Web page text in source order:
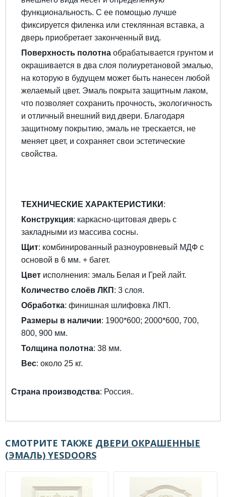
функциональность. С ее помощью лучше
фиксируется филенка или стеклянная вставка, а
дверь приобретает законченный вид.
Поверхность полотна обрабатывается грунтом и
окрашивается в два слоя полиуретановой эмалью,
на которую в будущем может быть нанесен любой
желаемый цвет. Эмаль покрыта защитным лаком,
что позволяет сохранить прочность, экологичность
и отличный внешний вид двери. Благодаря
защитному покрытию, эмаль не трескается, не
меняет цвет, и сохраняет свои эстетические
свойства.
ТЕХНИЧЕСКИЕ ХАРАКТЕРИСТИКИ :
Конструкция: каркасно-щитовая дверь с
закладными из массива сосны.
Щит: комбинированный разноуровневый МДФ с
основой в 6 мм. + багет.
Цвет исполнения: эмаль Белая и Грей лайт.
Количество слоёв ЛКП : 3 слоя.
Обработка: финишная шлифовка ЛКП.
Размеры в наличии: 1900*600; 2000*600, 700,
800, 900 мм.
Толщина полотна: 38 мм.
Вес: около 25 кг.
Страна производства: Россия..
СМОТРИТЕ ТАКЖЕ ДВЕРИ ОКРАШЕННЫЕ
(ЭМАЛЬ) YESDOORS